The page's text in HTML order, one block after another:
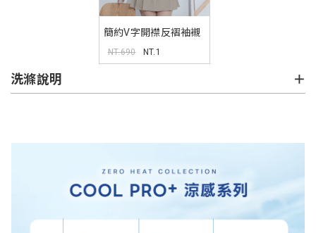
簡約V字開襟反褶袖襯
衫 MISS
NT.690 NT.1
洗滌說明